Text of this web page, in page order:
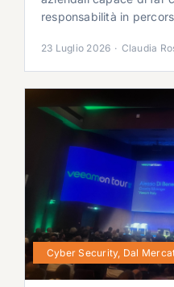
responsabilità in
23 Luglio 2026 · Claudia
Cyber Security, Dal